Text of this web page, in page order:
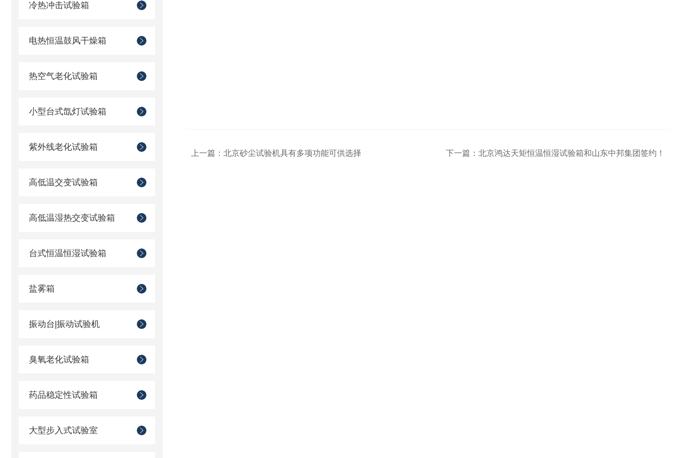
冷热冲击试验箱
电热恒温鼓风干燥箱
热空气老化试验箱
小型台式氙灯试验箱
紫外线老化试验箱
高低温交变试验箱
高低温湿热交变试验箱
台式恒温恒湿试验箱
盐雾箱
振动台|振动试验机
臭氧老化试验箱
药品稳定性试验箱
大型步入式试验室
上一篇： 北京砂尘试验机具有多项功能可供选择 下一篇： 北京鸿达天矩恒温恒湿试验箱和山东中邦集团签约！